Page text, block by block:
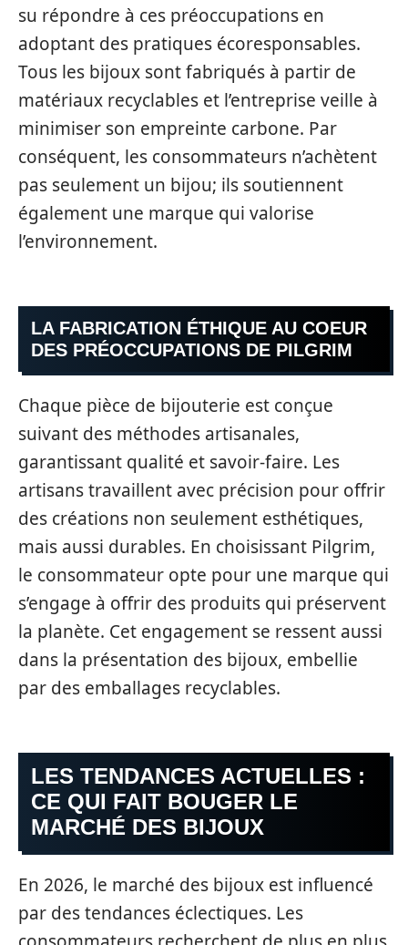
su répondre à ces préoccupations en
adoptant des pratiques écoresponsables.
Tous les bijoux sont fabriqués à partir de
matériaux recyclables et l’entreprise veille à
minimiser son empreinte carbone. Par
conséquent, les consommateurs n’achètent
pas seulement un bijou; ils soutiennent
également une marque qui valorise
l’environnement.
LA FABRICATION ÉTHIQUE AU COEUR
DES PRÉOCCUPATIONS DE PILGRIM
Chaque pièce de bijouterie est conçue
suivant des méthodes artisanales,
garantissant qualité et savoir-faire. Les
artisans travaillent avec précision pour offrir
des créations non seulement esthétiques,
mais aussi durables. En choisissant Pilgrim,
le consommateur opte pour une marque qui
s’engage à offrir des produits qui préservent
la planète. Cet engagement se ressent aussi
dans la présentation des bijoux, embellie
par des emballages recyclables.
LES TENDANCES ACTUELLES :
CE QUI FAIT BOUGER LE
MARCHÉ DES BIJOUX
En 2026, le marché des bijoux est influencé
par des tendances éclectiques. Les